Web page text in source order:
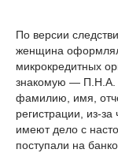
По версии
женщина
микрокредитных
знакомую — П.Н.А.
фамилию, имя,
регистрации, из-
имеют дело с
поступали на